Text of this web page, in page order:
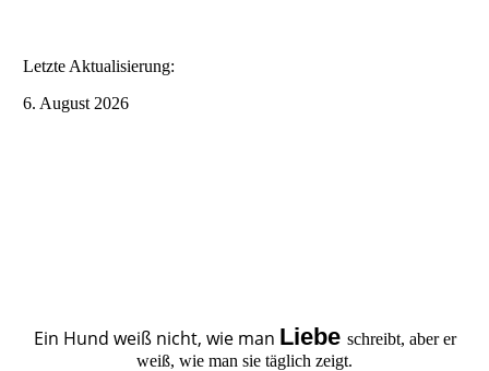
Letzte Aktualisierung:
6. August 2026
Ein Hund weiß nicht, wie man Liebe schreibt, aber er
weiß, wie man sie täglich zeigt.